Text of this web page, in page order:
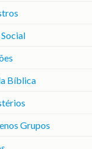
Bíblica
Grupos